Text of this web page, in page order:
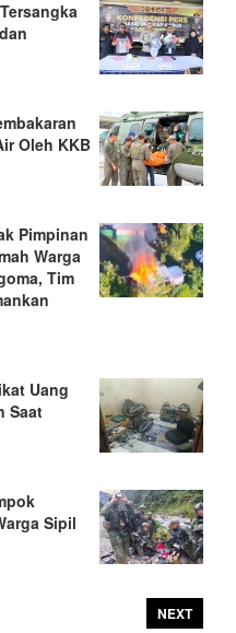
Oleh KKB
Pimpinan
Warga
Tim
Uang
Saat
Sipil
NEXT